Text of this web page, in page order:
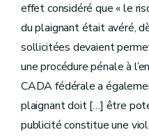
effet considéré que « le
du plaignant était avéré,
sollicitées devaient
une procédure pénale à
CADA fédérale a
plaignant doit […] être
publicité constitue une